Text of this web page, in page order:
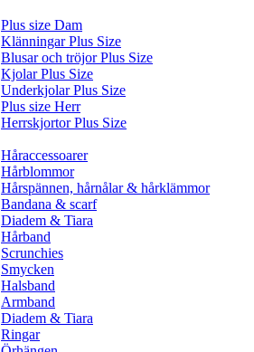
Plus size Dam
Klänningar Plus Size
Blusar och tröjor Plus Size
Kjolar Plus Size
Underkjolar Plus Size
Plus size Herr
Herrskjortor Plus Size
Håraccessoarer
Hårblommor
Hårspännen, hårnålar & hårklämmor
Bandana & scarf
Diadem & Tiara
Hårband
Scrunchies
Smycken
Halsband
Armband
Diadem & Tiara
Ringar